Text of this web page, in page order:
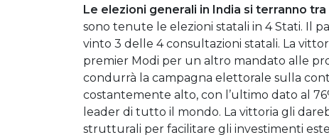
Le elezioni generali in India si terranno
sono tenute le elezioni statali in 4 Stati. Il
vinto 3 delle 4 consultazioni statali. La
premier Modi per un altro mandato alle
condurrà la campagna elettorale sulla
costantemente alto, con l’ultimo dato al
leader di tutto il mondo. La vittoria gli
strutturali per facilitare gli investimenti